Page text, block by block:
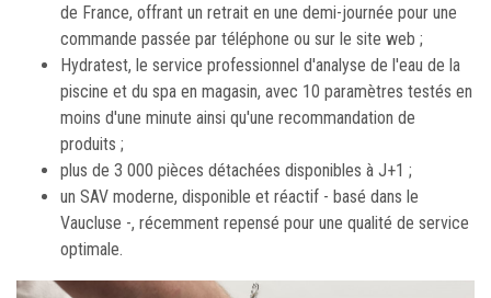
de France, offrant un retrait en une demi-journée pour une
commande passée par téléphone ou sur le site web ;
Hydratest, le service professionnel d'analyse de l'eau de la
piscine et du spa en magasin, avec 10 paramètres testés en
moins d'une minute ainsi qu'une recommandation de
produits ;
plus de 3 000 pièces détachées disponibles à J+1 ;
un SAV moderne, disponible et réactif - basé dans le
Vaucluse -, récemment repensé pour une qualité de service
optimale.